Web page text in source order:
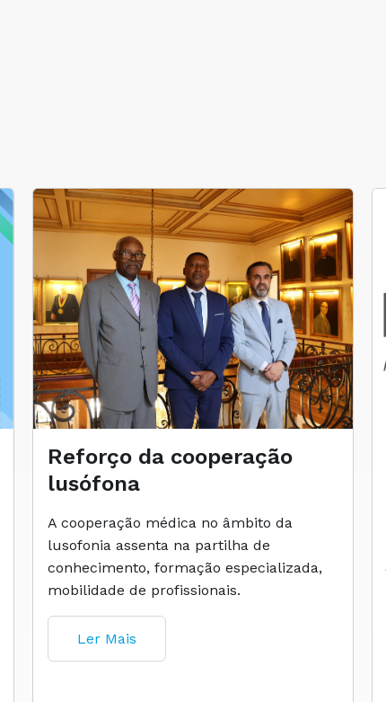
Reforço da cooperação
lusófona
A cooperação médica no âmbito da
lusofonia assenta na partilha de
conhecimento, formação especializada,
mobilidade de profissionais.
Ler Mais